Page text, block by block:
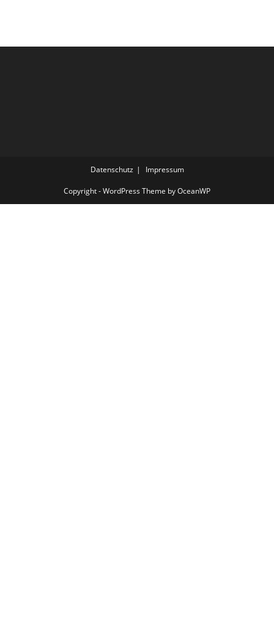
Datenschutz Impressum
Copyright - WordPress Theme by OceanWP